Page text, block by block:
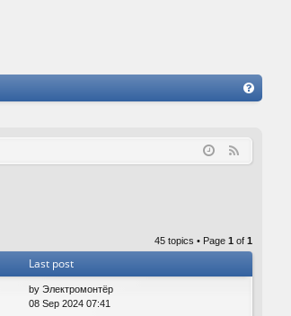
Q
45 topics • Page 1 of 1
Last post
by Электромонтёр
08 Sep 2024 07:41